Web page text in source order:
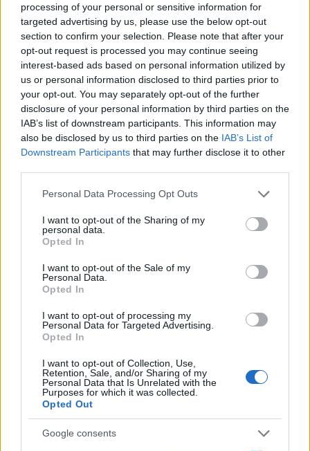
processing of your personal or sensitive information for
targeted advertising by us, please use the below opt-out
section to confirm your selection. Please note that after your
opt-out request is processed you may continue seeing
interest-based ads based on personal information utilized by
us or personal information disclosed to third parties prior to
your opt-out. You may separately opt-out of the further
disclosure of your personal information by third parties on the
IAB’s list of downstream participants. This information may
also be disclosed by us to third parties on the IAB’s List of
Downstream Participants that may further disclose it to other
Please note that this website/app uses one or more Google
not limited to your visit or usage behaviour. You may click to
grant or deny consent to Google and its third-party tags to
use your data for below specified purposes in below Google
consent section.
Personal Data Processing Opt Outs
I want to opt-out of the Sharing of my
personal data.
Opted In
I want to opt-out of the Sale of my
Personal Data.
Opted In
I want to opt-out of processing my
Personal Data for Targeted Advertising.
Opted In
I want to opt-out of Collection, Use,
Retention, Sale, and/or Sharing of my
Personal Data that Is Unrelated with the
Purposes for which it was collected.
Opted Out
Google consents
Pongamos un ejemplo: imagina un asesinato que
conmocionó a una comunidad. En lugar de que la
gente se reagrupe solo para llorar la pérdida, se
formaron grupos de trabajo que comenzaron a
abordar las causas subyacentes de la violencia en
su área. Esto abarcó desde programas de mentoría
para jóvenes hasta iniciativas para mejorar la
seguridad pública. Aquí, el dolor se transformó en
acción, mostrando que las tragedias pueden servir
¿No es inspirador pensar en lo que podemos lograr
juntos?
Lecciones aprendidas y caminos
hacia adelante
Es vital aprender de cada tragedia y, más
importante aún, de la respuesta que estas generan.
¿Cómo podemos convertir el dolor y la pérdida en
oportunidades para el cambio positivo? La clave
está en la educación y la concienciación. Las
comunidades deben estar preparadas no solo para